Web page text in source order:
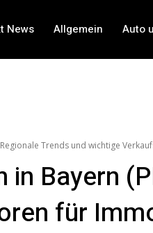
News Allgemein Auto
Trends und wichtige
Bayern
für